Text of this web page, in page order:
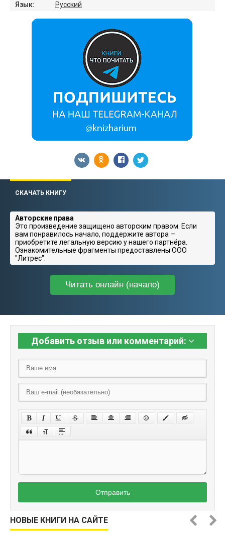
Язык:
Русский
СКАЧАТЬ КНИГУ
Авторские права
Это произведение защищено авторским правом. Если
вам понравилось начало, поддержите автора —
приобретите легальную версию у нашего партнёра.
Ознакомительные фрагменты предоставлены ООО
"Литрес".
Читать онлайн (начало)
Добавить отзыв или комментарий:
Отправить
НОВЫЕ КНИГИ НА САЙТЕ